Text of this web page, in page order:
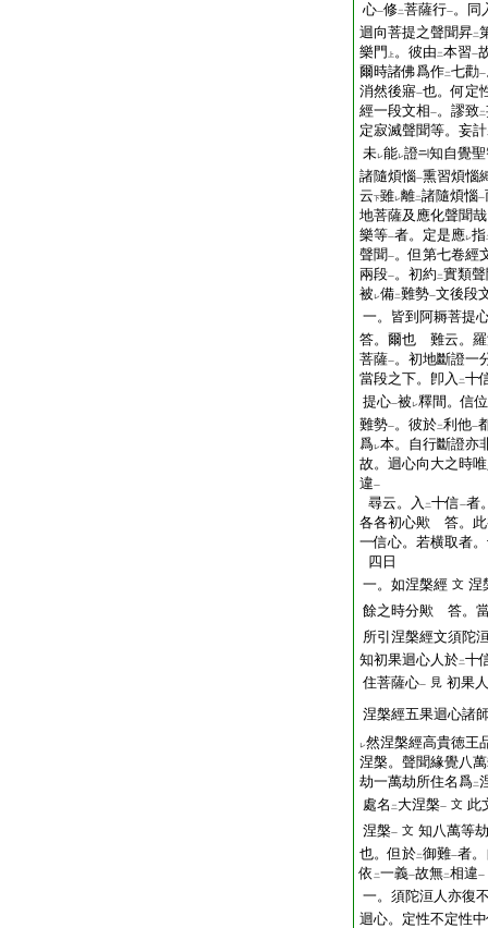
心一修二菩薩行一。同
迴向菩提之聲聞昇二
樂門
上 。彼由 二本習一
爾時諸佛爲作二七勸一
消然後寤一也。何定
經一段文相一。謬致二
定寂滅聲聞等。妄計
未レ能レ證
知自覺
諸隨煩惱一熏習煩惱
云下雖レ離二諸隨煩惱一
地菩薩及應化聲聞
樂等一者。定是應レ指
聲聞一。但第七卷經
兩段一。初約 二實類
被 レ備二難勢一文後段
一。皆到阿耨菩提
答。爾也 難云。羅
菩薩一。初地斷證一
當段之下。卽入 二十
提心一被 レ釋間。信位
難勢一。彼於二利他一
爲レ本。自行斷證亦
故。迴心向大之時
違一
尋云。入 二十信一者
各各初心歟 答。此
一信心。若横取者
四日
一。如涅槃經 文 涅
餘之時分歟 答。
所引涅槃經文須陀
知初果迴心人於二十
住菩薩心一 見 初果
涅槃經五果迴心諸
レ然涅槃經高貴徳王
涅槃。聲聞緣覺八
劫一萬劫所住名爲二
處名 二 大涅槃一 文 此
涅槃一 文 知八萬等
也。但於二御難一者
依 二一義一故無二相違一
一。須陀洹人亦復
迴心。定性不定性